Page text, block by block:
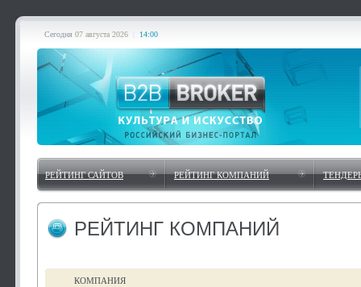
Сегодня 07 августа 2026 14:00
РЕЙТИНГ САЙТОВ РЕЙТИНГ КОМПАНИЙ
РЕЙТИНГ КОМПАНИЙ
КОМПАНИЯ